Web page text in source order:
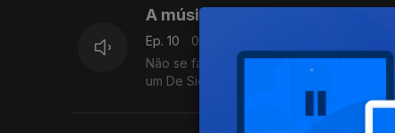
A música de Nino Rota
Ep. 10
07 mai. 2026
Não se fala de cinema italiano sem referir
um De Sica… ou um Nino Rota.